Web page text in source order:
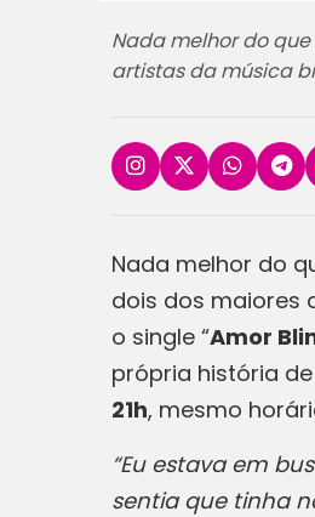
Nada melhor do
artistas da música
Nada melhor do
dois dos maiores
o single “Amor
própria história
21h, mesmo
“Eu estava em
sentia que tinha